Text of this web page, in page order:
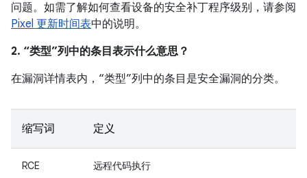
问题。如需了解如何查看设备的安全补丁程序级别，请参阅
Pixel 更新时间表中的说明。
2. “类型”列中的条目表示什么意思？
在漏洞详情表内，“类型”列中的条目是安全漏洞的分类。
缩写词 定义
RCE 远程代码执行